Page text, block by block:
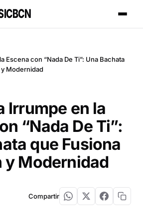
Escena con “Nada De Ti”: Una Bachata
Modernidad
Irrumpe en la
“Nada De Ti”:
que Fusiona
y Modernidad
Compartir